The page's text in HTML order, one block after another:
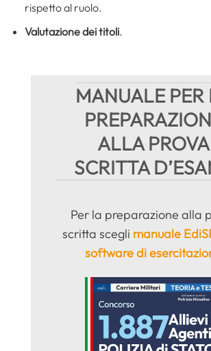
rispetto al ruolo.
Valutazione dei titoli.
MANUALE PER
ALLA PROVA
SCRITTA
Per la preparazione alla
scritta scegli manuale
software di